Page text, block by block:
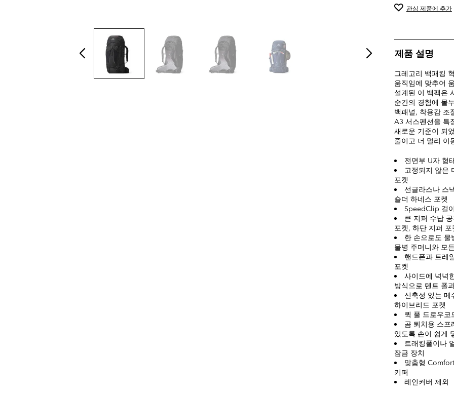
관심 제품에 추가
제품 설명
그레고리 백패킹
움직임에 맞추어
설계된 이 백팩은
순간의 경험에 몰
백패널, 착용감 조
A3 서스펜션을 특
새로운 기준이 되
줄이고 더 멀리 이
전면부 U자 형
고정되지 않은
포켓
선글라스나 스
숄더 하네스 포켓
SpeedClip 걸
큰 지퍼 수납
포켓, 하단 지퍼
한 손으로도 물
물병 주머니와 모
핸드폰과 트레
포켓
사이드에 넉넉
방식으로 텐트 폴
신축성 있는 메
하이브리드 포켓
퀵 풀 드로우코
곰 퇴치용 스프
있도록 손이 쉽게
트래킹폴이나
잠금 장치
맞춤형
키퍼
레인커버 제외